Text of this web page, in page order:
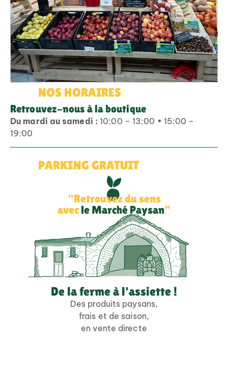
NOS HORAIRES
Retrouvez-nous à la boutique
Du mardi au samedi :10:00 – 13:00 • 15:00 –
19:00
PARKING GRATUIT
“Retrouvez du sens
avec le Marché Paysan”
De la ferme à l'assiette !
Des produits paysans,
frais et de saison,
en vente directe